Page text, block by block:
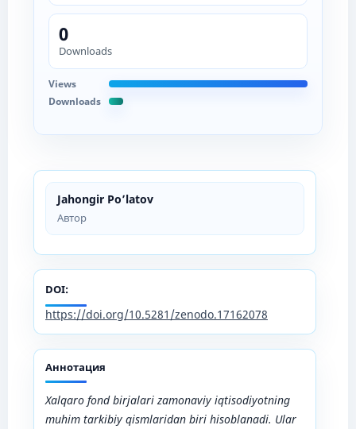
Jahongir Po’latov
Автор
DOI:
https://doi.org/10.5281/zenodo.17162078
Аннотация
Xalqaro fond birjalari zamonaviy iqtisodiyotning
muhim tarkibiy qismlaridan biri hisoblanadi. Ular
0
Downloads
Views
Downloads